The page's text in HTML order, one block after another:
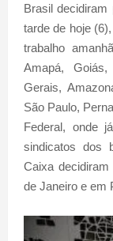
Brasil
tarde de hoje
trabalho
Amapá,
Gerais,
São Paulo,
Federal, onde
sindicatos dos
Caixa
de Janeiro e em